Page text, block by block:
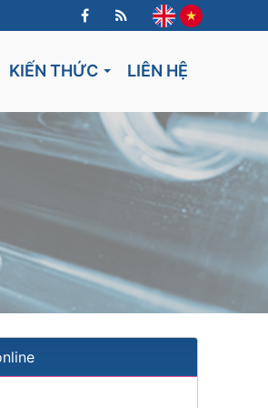
KIẾN THỨC LIÊN HỆ